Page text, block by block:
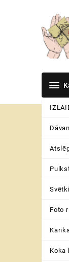
Svētki
Foto
Koka